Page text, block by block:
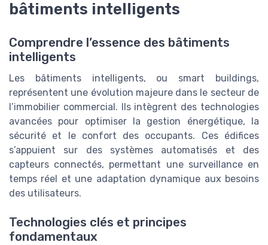
bâtiments intelligents
Comprendre l’essence des bâtiments
intelligents
Les bâtiments intelligents, ou smart buildings,
représentent une évolution majeure dans le secteur de
l’immobilier commercial. Ils intègrent des technologies
avancées pour optimiser la gestion énergétique, la
sécurité et le confort des occupants. Ces édifices
s’appuient sur des systèmes automatisés et des
capteurs connectés, permettant une surveillance en
temps réel et une adaptation dynamique aux besoins
des utilisateurs.
Technologies clés et principes
fondamentaux